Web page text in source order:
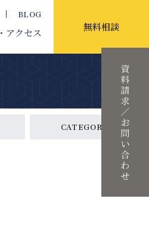
・アクセス
BLOG
無料相談
CATEGORY